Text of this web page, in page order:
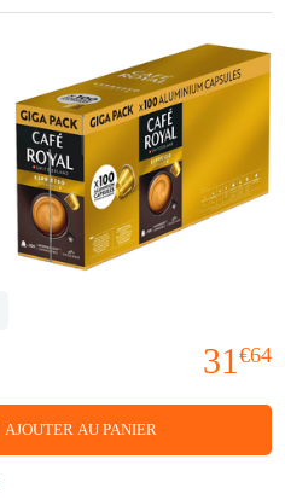
31 €64
AJOUTER AU PANIER